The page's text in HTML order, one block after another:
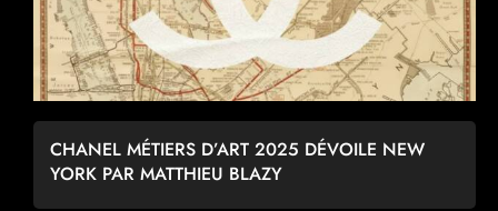
CHANEL MÉTIERS D’ART 2025 DÉVOILE NEW
YORK PAR MATTHIEU BLAZY